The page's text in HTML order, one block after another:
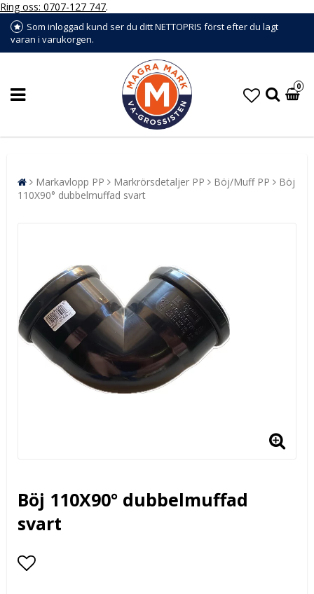
Ring oss: 0707-127 747.
Som inloggad kund ser du ditt NETTOPRIS först efter du lagt
varan i varukorgen.
0
Markavlopp PP Markrörsdetaljer PP Böj/Muff PP
Böj
110X90° dubbelmuffad svart
Böj 110X90° dubbelmuffad
svart